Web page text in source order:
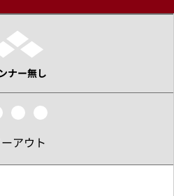
ナー無し
アウト